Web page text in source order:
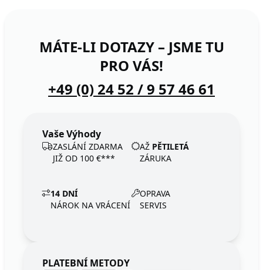
MÁTE-LI DOTAZY – JSME TU
PRO VÁS!
+49 (0) 24 52 / 9 57 46 61
Vaše Výhody
ZASLÁNÍ ZDARMA
JIŽ OD 100 €***
AŽ PĚTILETÁ
ZÁRUKA
14 DNÍ
NÁROK NA VRÁCENÍ
OPRAVA
SERVIS
PLATEBNÍ METODY